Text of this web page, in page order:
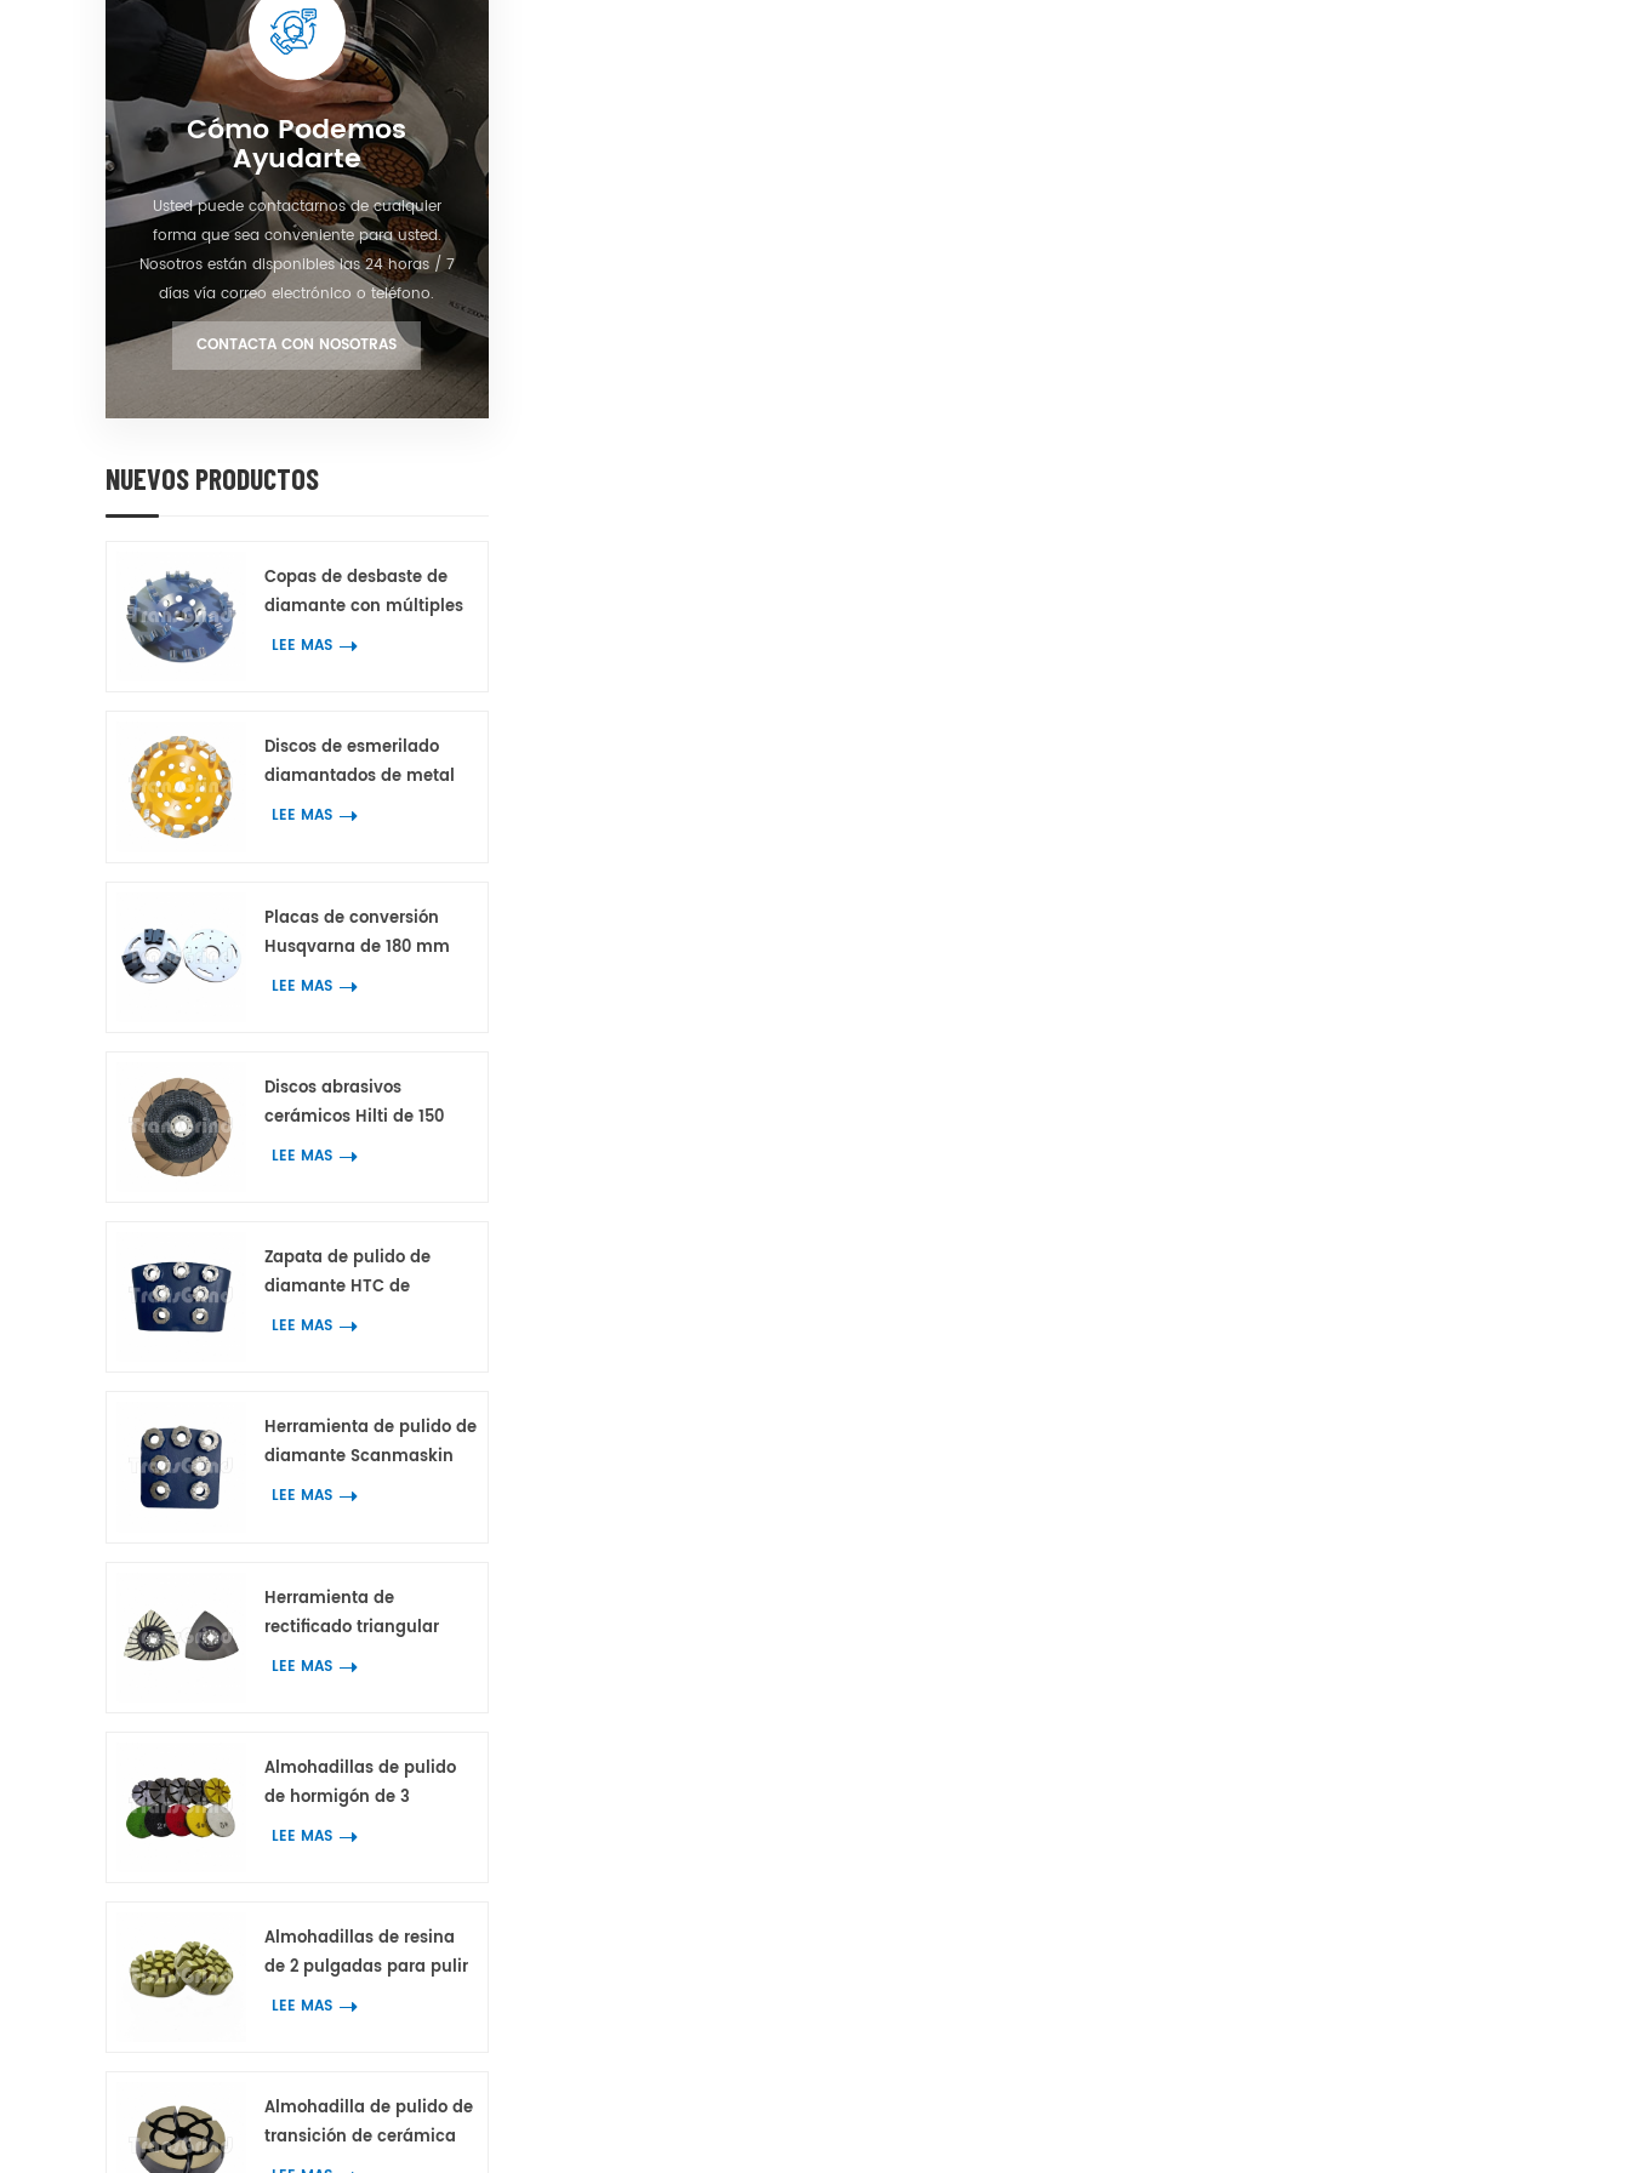
Cómo Podemos
Ayudarte
Usted puede contactarnos de cualquier
forma que sea conveniente para usted.
Nosotros están disponibles las 24 horas / 7
días vía correo electrónico o teléfono.
CONTACTA CON NOSOTRAS
NUEVOS PRODUCTOS
Copas de desbaste de
diamante con múltiples
segmentos de diamante
LEE MAS
Discos de esmerilado
diamantados de metal
con segmentos de
LEE MAS
Placas de conversión
Husqvarna de 180 mm
con 3 adaptadores para
LEE MAS
Discos abrasivos
cerámicos Hilti de 150
mm para trabajos de
LEE MAS
Zapata de pulido de
diamante HTC de
primera calidad con 7
LEE MAS
Herramienta de pulido de
diamante Scanmaskin
con 7 segmentos de
LEE MAS
Herramienta de
rectificado triangular
oscilante en espiral con
en hormigón y terrazo.
LEE MAS
Almohadillas de pulido
de hormigón de 3
pulgadas Dark-Knight de
LEE MAS
Almohadillas de resina
de 2 pulgadas para pulir
hormigón, mármol y
LEE MAS
Almohadilla de pulido de
transición de cerámica
de calidad premium de 2